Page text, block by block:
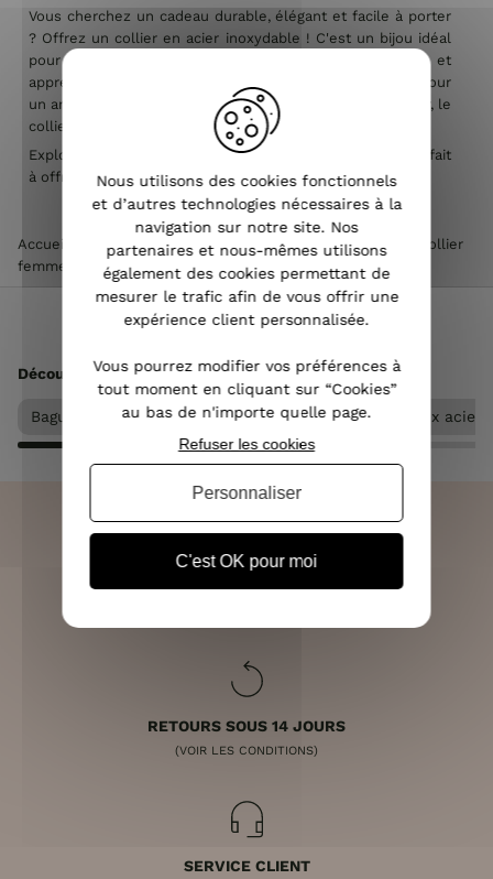
Vous cherchez un cadeau durable, élégant et facile à porter
? Offrez un collier en acier inoxydable ! C'est un bijou idéal
pour toutes les femmes, adapté à tous les styles et
apprécié pour sa qualité et sa résistance. Que ce soit pour
un anniversaire, une fête ou simplement pour faire plaisir, le
collier en acier est une valeur sûre.
Explorez notre sélection et trouvez le collier en acier parfait
à offrir… ou à vous offrir !
Accueil Accessoires de mode femme >Bijoux femme
Collier
femme
Collier acier femme
Découvrez d’autres pages :
Bague femme Bijoux Lolilota & Lol femme Bijoux acier
LIVRAISON RAPIDE
RETOURS SOUS 14 JOURS
(VOIR LES CONDITIONS)
SERVICE CLIENT
Nous utilisons des cookies fonctionnels
et d’autres technologies nécessaires à la
navigation sur notre site. Nos
partenaires et nous-mêmes utilisons
également des cookies permettant de
mesurer le trafic afin de vous offrir une
expérience client personnalisée.
Vous pourrez modifier vos préférences à
tout moment en cliquant sur “Cookies”
au bas de n'importe quelle page.
C'est OK pour moi
Refuser les cookies
Personnaliser